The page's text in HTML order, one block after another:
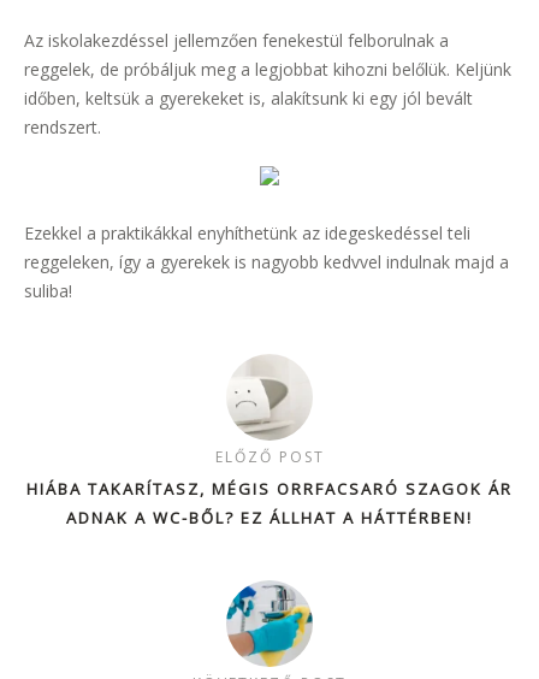
Az iskolakezdéssel jellemzően fenekestül felborulnak a
reggelek, de próbáljuk meg a legjobbat kihozni belőlük. Keljünk
időben, keltsük a gyerekeket is, alakítsunk ki egy jól bevált
rendszert.
Ezekkel a praktikákkal enyhíthetünk az idegeskedéssel teli
reggeleken, így a gyerekek is nagyobb kedvvel indulnak majd a
suliba!
ELŐZŐ POST
HIÁBA TAKARÍTASZ, MÉGIS ORRFACSARÓ SZAGOK ÁR
ADNAK A WC-BŐL? EZ ÁLLHAT A HÁTTÉRBEN!